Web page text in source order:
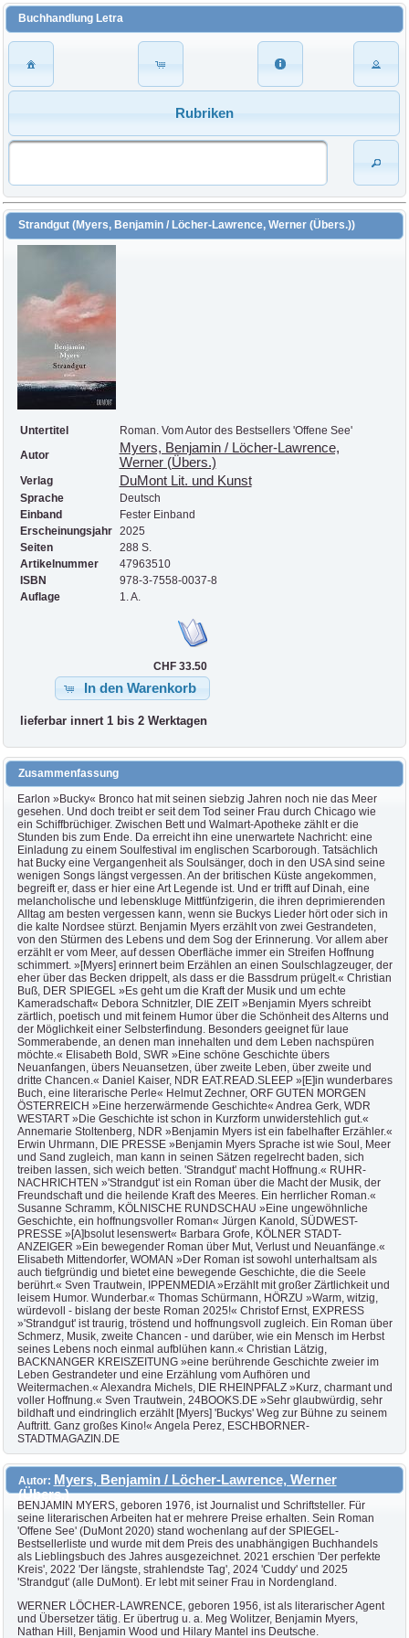
Buchhandlung Letra
Rubriken
Strandgut (Myers, Benjamin / Löcher-Lawrence, Werner (Übers.))
Untertitel
Roman. Vom Autor des Bestsellers 'Offene See'
Autor
Myers, Benjamin / Löcher-Lawrence,
Werner (Übers.)
Verlag DuMont Lit. und Kunst
Sprache
Deutsch
Einband
Fester Einband
Erscheinungsjahr
2025
Seiten
288 S.
Artikelnummer
47963510
ISBN
978-3-7558-0037-8
Auflage
1. A.
CHF 33.50
In den Warenkorb
lieferbar innert 1 bis 2 Werktagen
Zusammenfassung
Earlon »Bucky« Bronco hat mit seinen siebzig Jahren noch nie das Meer
gesehen. Und doch treibt er seit dem Tod seiner Frau durch Chicago wie
ein Schiffbrüchiger. Zwischen Bett und Walmart-Apotheke zählt er die
Stunden bis zum Ende. Da erreicht ihn eine unerwartete Nachricht: eine
Einladung zu einem Soulfestival im englischen Scarborough. Tatsächlich
hat Bucky eine Vergangenheit als Soulsänger, doch in den USA sind seine
wenigen Songs längst vergessen. An der britischen Küste angekommen,
begreift er, dass er hier eine Art Legende ist. Und er trifft auf Dinah, eine
melancholische und lebenskluge Mittfünfzigerin, die ihren deprimierenden
Alltag am besten vergessen kann, wenn sie Buckys Lieder hört oder sich in
die kalte Nordsee stürzt. Benjamin Myers erzählt von zwei Gestrandeten,
von den Stürmen des Lebens und dem Sog der Erinnerung. Vor allem aber
erzählt er vom Meer, auf dessen Oberfläche immer ein Streifen Hoffnung
schimmert. »[Myers] erinnert beim Erzählen an einen Soulschlagzeuger, der
eher über das Becken drippelt, als dass er die Bassdrum prügelt.« Christian
Buß, DER SPIEGEL »Es geht um die Kraft der Musik und um echte
Kameradschaft« Debora Schnitzler, DIE ZEIT »Benjamin Myers schreibt
zärtlich, poetisch und mit feinem Humor über die Schönheit des Alterns und
der Möglichkeit einer Selbsterfindung. Besonders geeignet für laue
Sommerabende, an denen man innehalten und dem Leben nachspüren
möchte.« Elisabeth Bold, SWR »Eine schöne Geschichte übers
Neuanfangen, übers Neuansetzen, über zweite Leben, über zweite und
dritte Chancen.« Daniel Kaiser, NDR EAT.READ.SLEEP »[E]in wunderbares
Buch, eine literarische Perle« Helmut Zechner, ORF GUTEN MORGEN
ÖSTERREICH »Eine herzerwärmende Geschichte« Andrea Gerk, WDR
WESTART »Die Geschichte ist schon in Kurzform unwiderstehlich gut.«
Annemarie Stoltenberg, NDR »Benjamin Myers ist ein fabelhafter Erzähler.«
Erwin Uhrmann, DIE PRESSE »Benjamin Myers Sprache ist wie Soul, Meer
und Sand zugleich, man kann in seinen Sätzen regelrecht baden, sich
treiben lassen, sich weich betten. 'Strandgut' macht Hoffnung.« RUHR-
NACHRICHTEN »'Strandgut' ist ein Roman über die Macht der Musik, der
Freundschaft und die heilende Kraft des Meeres. Ein herrlicher Roman.«
Susanne Schramm, KÖLNISCHE RUNDSCHAU »Eine ungewöhnliche
Geschichte, ein hoffnungsvoller Roman« Jürgen Kanold, SÜDWEST-
PRESSE »[A]bsolut lesenswert« Barbara Grofe, KÖLNER STADT-
ANZEIGER »Ein bewegender Roman über Mut, Verlust und Neuanfänge.«
Elisabeth Mittendorfer, WOMAN »Der Roman ist sowohl unterhaltsam als
auch tiefgründig und bietet eine bewegende Geschichte, die die Seele
berührt.« Sven Trautwein, IPPENMEDIA »Erzählt mit großer Zärtlichkeit und
leisem Humor. Wunderbar.« Thomas Schürmann, HÖRZU »Warm, witzig,
würdevoll - bislang der beste Roman 2025!« Christof Ernst, EXPRESS
»'Strandgut' ist traurig, tröstend und hoffnungsvoll zugleich. Ein Roman über
Schmerz, Musik, zweite Chancen - und darüber, wie ein Mensch im Herbst
seines Lebens noch einmal aufblühen kann.« Christian Lätzig,
BACKNANGER KREISZEITUNG »eine berührende Geschichte zweier im
Leben Gestrandeter und eine Erzählung vom Aufhören und
Weitermachen.« Alexandra Michels, DIE RHEINPFALZ »Kurz, charmant und
voller Hoffnung.« Sven Trautwein, 24BOOKS.DE »Sehr glaubwürdig, sehr
bildhaft und eindringlich erzählt [Myers] 'Buckys' Weg zur Bühne zu seinem
Auftritt. Ganz großes Kino!« Angela Perez, ESCHBORNER-
STADTMAGAZIN.DE
Autor: Myers, Benjamin / Löcher-Lawrence, Werner
(Übers.)
BENJAMIN MYERS, geboren 1976, ist Journalist und Schriftsteller. Für
seine literarischen Arbeiten hat er mehrere Preise erhalten. Sein Roman
'Offene See' (DuMont 2020) stand wochenlang auf der SPIEGEL-
Bestsellerliste und wurde mit dem Preis des unabhängigen Buchhandels
als Lieblingsbuch des Jahres ausgezeichnet. 2021 erschien 'Der perfekte
Kreis', 2022 'Der längste, strahlendste Tag', 2024 'Cuddy' und 2025
'Strandgut' (alle DuMont). Er lebt mit seiner Frau in Nordengland.
WERNER LÖCHER-LAWRENCE, geboren 1956, ist als literarischer Agent
und Übersetzer tätig. Er übertrug u. a. Meg Wolitzer, Benjamin Myers,
Nathan Hill, Benjamin Wood und Hilary Mantel ins Deutsche.